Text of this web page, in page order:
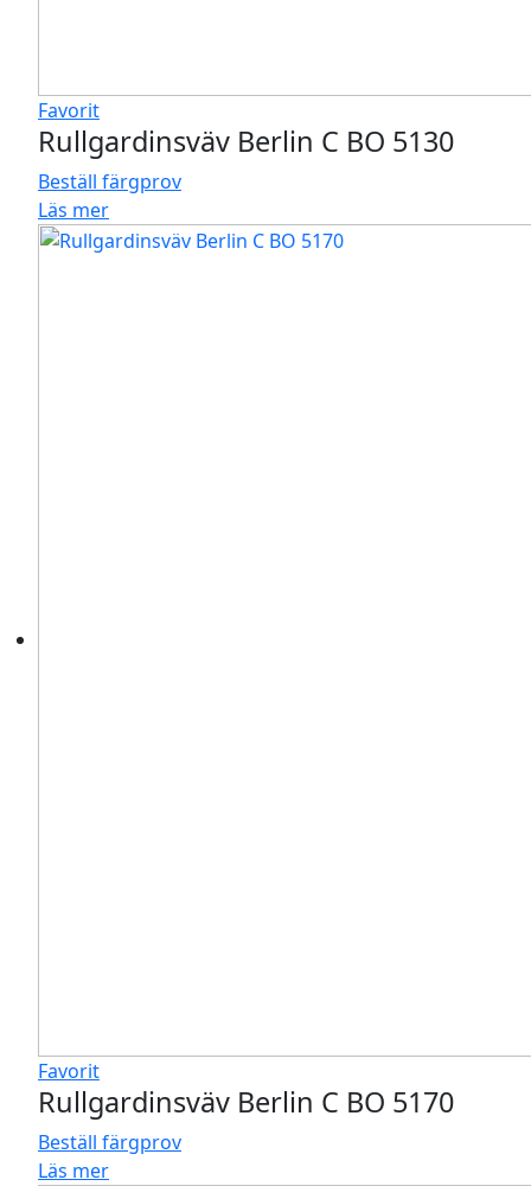
Favorit
Rullgardinsväv Berlin C BO 5130
Beställ färgprov
Läs mer
Favorit
Rullgardinsväv Berlin C BO 5170
Beställ färgprov
Läs mer